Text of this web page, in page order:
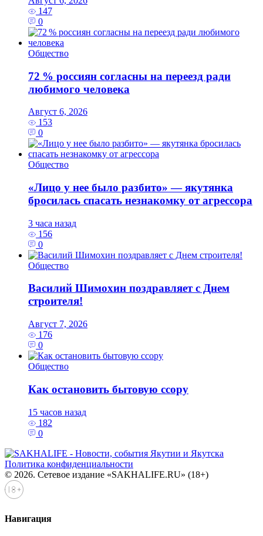
147
0
Общество
72 % россиян согласны на переезд ради
любимого человека
Август 6, 2026
153
0
Общество
«Лицо у нее было разбито» — якутянка
бросилась спасать незнакомку от агрессора
3 часа назад
156
0
Общество
Василий Шимохин поздравляет с Днем
строителя!
Август 7, 2026
176
0
Общество
Как остановить бытовую ссору
15 часов назад
182
0
Политика конфиденциальности
© 2026. Сетевое издание «SAKHALIFE.RU» (18+)
Навигация